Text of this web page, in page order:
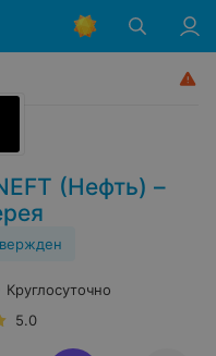
(Нефть) –
Круглосуточно
5.0